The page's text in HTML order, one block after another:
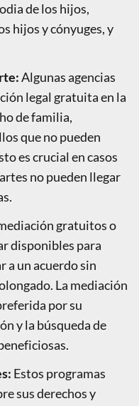
de los hijos,
hijos y cónyuges, y
Algunas agencias
legal gratuita en la
de familia,
que no pueden
es crucial en casos
no pueden llegar
gratuitos o
disponibles para
a un acuerdo sin
La mediación
por su
y la búsqueda de
Estos programas
sus derechos y